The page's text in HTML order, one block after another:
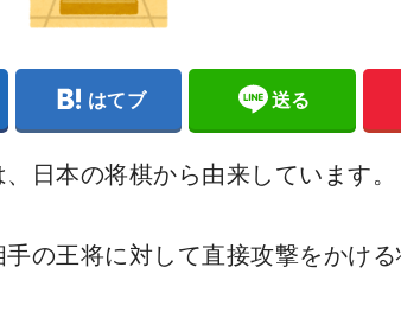
はてブ 送る
日本の将棋から由来しています。
の王将に対して直接攻撃をかけ